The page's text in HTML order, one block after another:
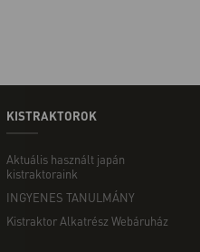
KISTRAKTOROK
Aktuális használt japán
kistraktoraink
INGYENES TANULMÁNY
Kistraktor Alkatrész Webáruház